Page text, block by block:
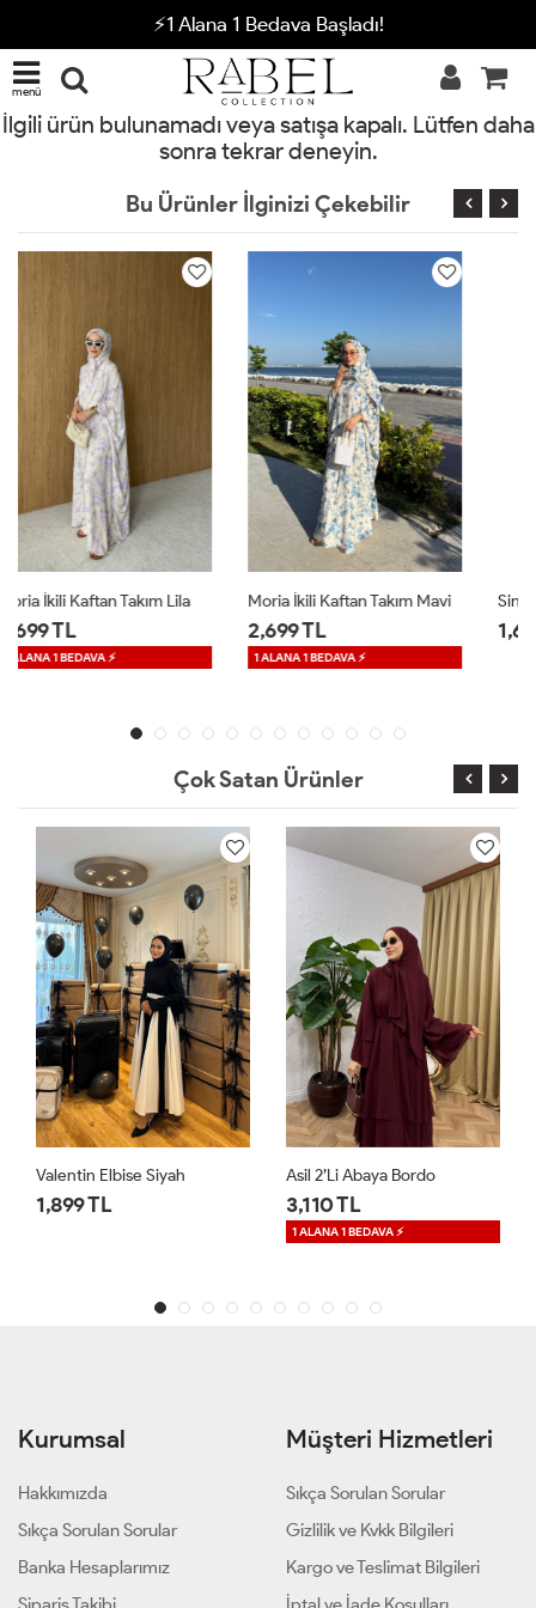
⚡1 Alana 1 Bedava Başladı!
menü
İlgili ürün bulunamadı veya satışa kapalı. Lütfen daha
sonra tekrar deneyin.
Bu Ürünler İlginizi Çekebilir
Moria İkili Kaftan Takım Mavi
2,699 TL
1 ALANA 1 BEDAVA ⚡
Sinea Sandy Elbise Kahverengi
1,699 TL
Çok Satan Ürünler
Asil 2’li Abaya Bordo
3,110 TL
RAB Dantelli Elbise Acı Kahve
1,650 TL
1 ALANA 1 BEDAVA ⚡
Kurumsal
Hakkımızda
Sıkça Sorulan Sorular
Banka Hesaplarımız
Müşteri Hizmetleri
Sıkça Sorulan Sorular
Gizlilik ve Kvkk Bilgileri
Kargo ve Teslimat Bilgileri